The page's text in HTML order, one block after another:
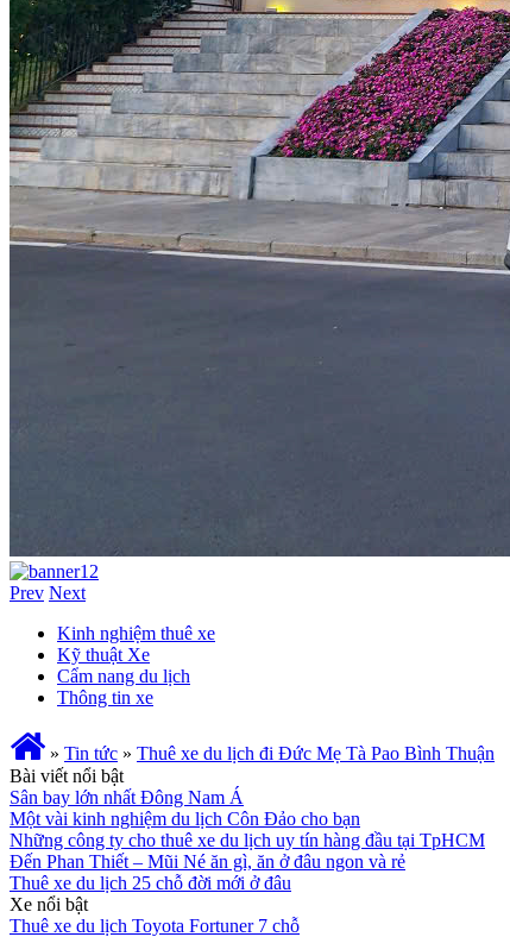
Prev Next
Kinh nghiệm thuê xe
Kỹ thuật Xe
Cẩm nang du lịch
Thông tin xe
» Tin tức » Thuê xe du lịch đi Đức Mẹ Tà Pao Bình Thuận
Bài viết nổi bật
Sân bay lớn nhất Đông Nam Á
Một vài kinh nghiệm du lịch Côn Đảo cho bạn
Những công ty cho thuê xe du lịch uy tín hàng đầu tại TpHCM
Đến Phan Thiết – Mũi Né ăn gì, ăn ở đâu ngon và rẻ
Thuê xe du lịch 25 chỗ đời mới ở đâu
Xe nổi bật
Thuê xe du lịch Toyota Fortuner 7 chỗ